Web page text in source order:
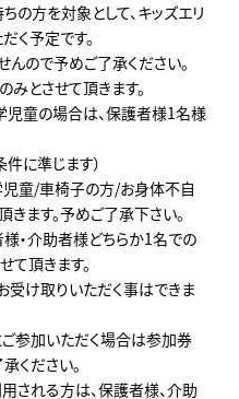
方を対象として、キッズエリ
く予定です。
ので予めご了承ください。
とさせて頂きます。
児童の場合は、保護者様1名様
に準じます）
童/車椅子の方/お身体不自
ます。予めご了承下さい。
・介助者様どちらか1名での
頂きます。
け取りいただく事はできま
参加いただく場合は参加券
ください。
される方は、保護者様、介助